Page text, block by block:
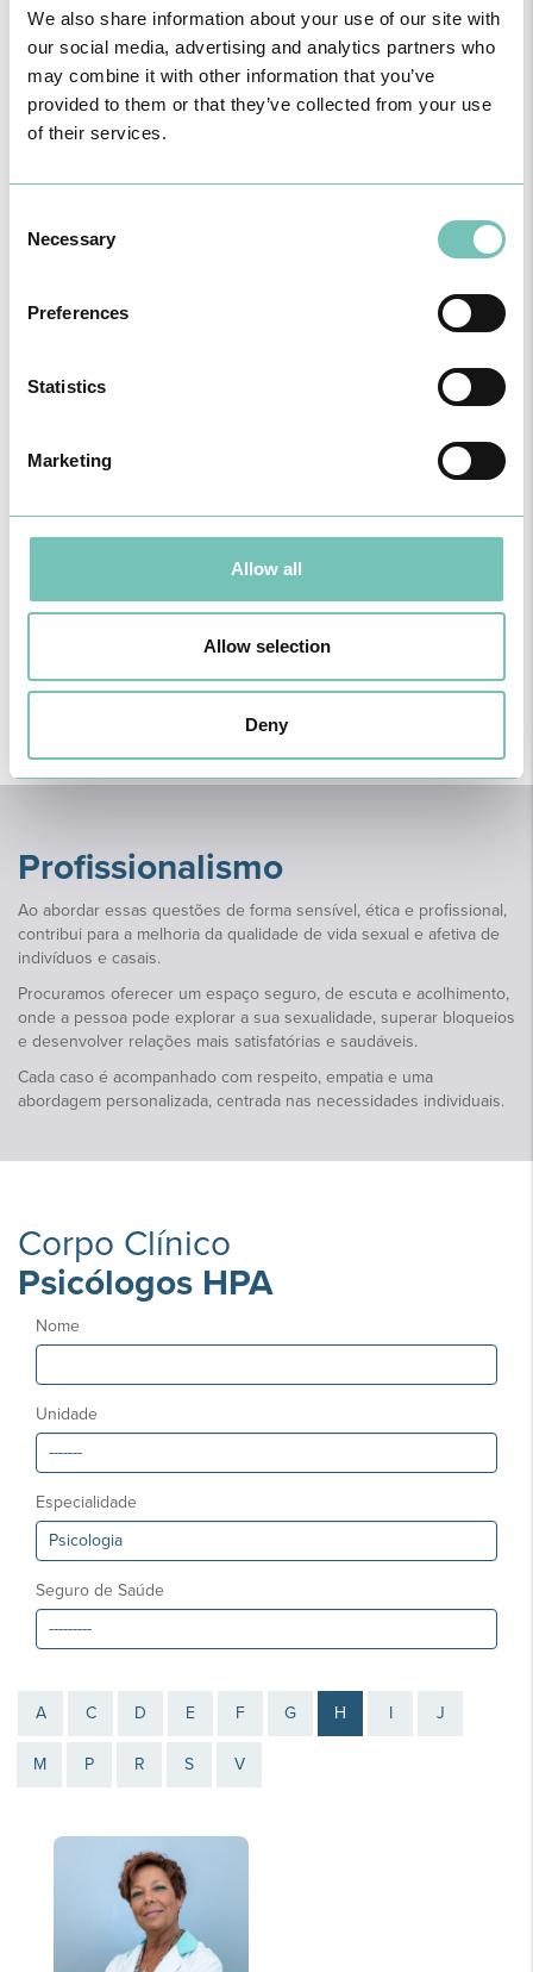
We also share information about your use of our site with
our social media, advertising and analytics partners who
may combine it with other information that you’ve
provided to them or that they’ve collected from your use
of their services.
Selection
Necessary
Preferences
Statistics
Marketing
Allow all
Allow selection
Deny
Diminuição ou ausência de interesse sexual e/ou dificuldade em
Questões de identidade de género ou orientação
Referem-se a dúvidas, incertezas ou conflitos relacionados com a
forma como a pessoa se identifica em termos de género ou com a
atração afetiva e sexual que sente por outras pessoas.
Profissionalismo
Ao abordar essas questões de forma sensível, ética e profissional,
contribui para a melhoria da qualidade de vida sexual e afetiva de
indivíduos e casais.
Procuramos oferecer um espaço seguro, de escuta e acolhimento,
onde a pessoa pode explorar a sua sexualidade, superar bloqueios
e desenvolver relações mais satisfatórias e saudáveis.
Cada caso é acompanhado com respeito, empatia e uma
abordagem personalizada, centrada nas necessidades individuais.
Corpo Clínico
Psicólogos HPA
Nome
Unidade
Especialidade
Seguro de Saúde
A C D E F G H I J
M P R S V